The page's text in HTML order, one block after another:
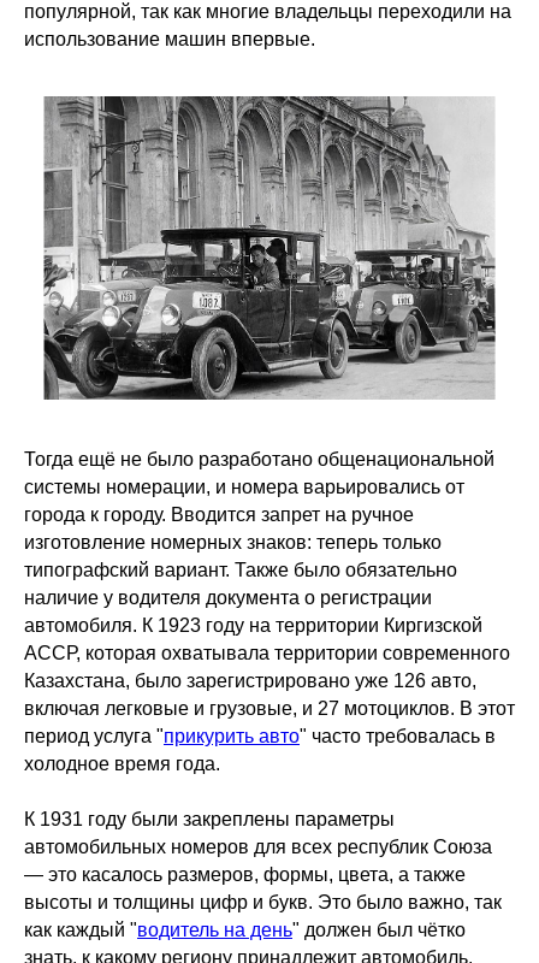
популярной, так как многие владельцы переходили на
использование машин впервые.
Тогда ещё не было разработано общенациональной
системы номерации, и номера варьировались от
города к городу. Вводится запрет на ручное
изготовление номерных знаков: теперь только
типографский вариант. Также было обязательно
наличие у водителя документа о регистрации
автомобиля. К 1923 году на территории Киргизской
АССР, которая охватывала территории современного
Казахстана, было зарегистрировано уже 126 авто,
включая легковые и грузовые, и 27 мотоциклов. В этот
период услуга "прикурить авто" часто требовалась в
холодное время года.
К 1931 году были закреплены параметры
автомобильных номеров для всех республик Союза
— это касалось размеров, формы, цвета, а также
высоты и толщины цифр и букв. Это было важно, так
как каждый "водитель на день" должен был чётко
знать, к какому региону принадлежит автомобиль.